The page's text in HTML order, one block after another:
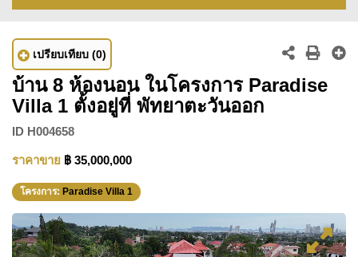
เปรียบเทียบ (0)
บ้าน 8 ห้องนอน ในโครงการ Paradise
Villa 1 ตั้งอยู่ที่ พัทยาตะวันออก
ID H004658
ราคาขาย ฿ 35,000,000
โครงการ: Paradise Villa 1